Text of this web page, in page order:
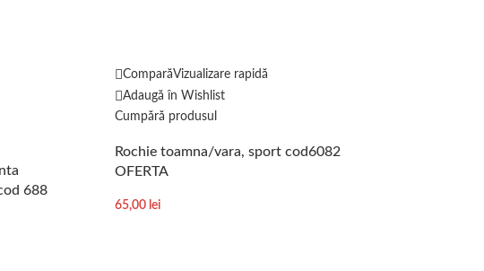
688
ComparăVizualizare rapidă
Adaugă în Wishlist
Cumpără produsul
Rochie toamna/vara, sport cod6082
OFERTA
65,00 lei